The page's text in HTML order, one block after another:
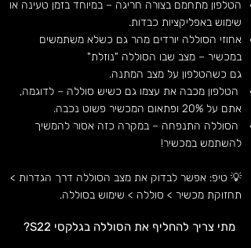
הטלפון מתחמם בצורה חריגה – במיוחד בזמן טעינה או
שימוש באפליקציות כבדות.
אחוזי הסוללה יורדים מהר גם כשלא משתמשים
במכשיר – מצב שבו הסוללה "נוזלת"
גם כשהטלפון על מצב המתנה.
הטלפון מכבה את עצמו גם כשיש סוללה – לדוגמה,
אתם על 20% ופתאום המכשיר פשוט נכבה.
הסוללה התנפחה – במקרה כזה אסור להמשיך
להשתמש במכשיר!
💡 טיפ: אפשר לבדוק את מצב הסוללה דרך הגדרות >
תחזוקת מכשיר > סוללה > שימוש בסוללה.
מתי צריך להחליף את הסוללה בגלקסי S22?